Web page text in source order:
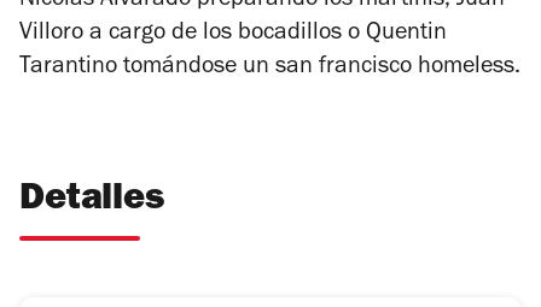
Villoro a cargo de los bocadillos o Quentin
Tarantino tomándose un san francisco homeless.
Detalles